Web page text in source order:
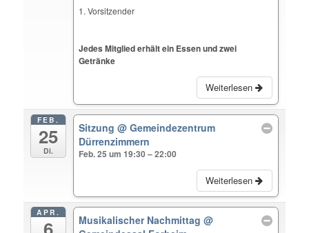
1. Vorsitzender
Jedes Mitglied erhält ein Essen und zwei
Getränke
Weiterlesen
FEB.
25
Di.
Sitzung@ Gemeindezentrum
Dürrenzimmern
Feb. 25 um 19:30 – 22:00
Weiterlesen
APR.
Musikalischer Nachmittag@